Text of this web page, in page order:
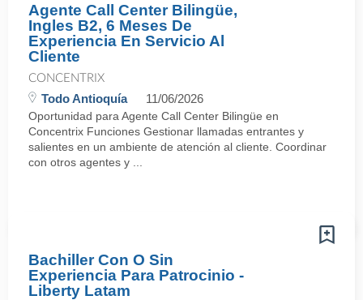
Agente Call Center Bilingüe,
Ingles B2, 6 Meses De
Experiencia En Servicio Al
Cliente
CONCENTRIX
Todo Antioquía 11/06/2026
Oportunidad para Agente Call Center Bilingüe en
Concentrix Funciones Gestionar llamadas entrantes y
salientes en un ambiente de atención al cliente. Coordinar
con otros agentes y ...
Bachiller Con O Sin
Experiencia Para Patrocinio -
Liberty Latam